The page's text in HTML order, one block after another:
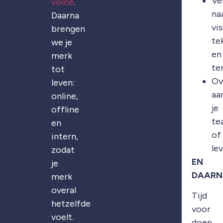
Daarna
brengen
we je
merk
tot
leven:
online,
offline
en
intern,
zodat
je
merk
overal
hetzelfde
voelt.
en
je
of
EN
Tijd
voor